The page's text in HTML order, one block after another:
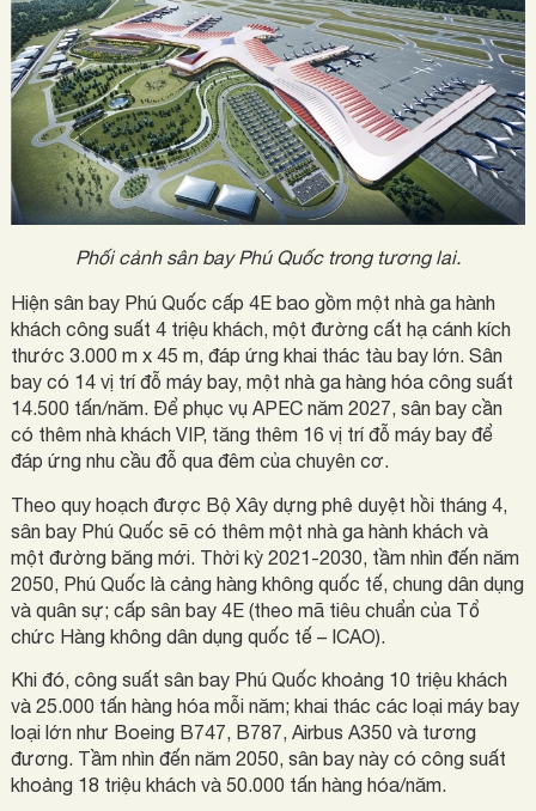
Phối cảnh sân bay Phú Quốc trong tương lai.
Hiện sân bay Phú Quốc cấp 4E bao gồm một nhà ga hành
khách công suất 4 triệu khách, một đường cất hạ cánh kích
thước 3.000 m x 45 m, đáp ứng khai thác tàu bay lớn. Sân
bay có 14 vị trí đỗ máy bay, một nhà ga hàng hóa công suất
14.500 tấn/năm. Để phục vụ APEC năm 2027, sân bay cần
có thêm nhà khách VIP, tăng thêm 16 vị trí đỗ máy bay để
đáp ứng nhu cầu đỗ qua đêm của chuyên cơ.
Theo quy hoạch được Bộ Xây dựng phê duyệt hồi tháng 4,
sân bay Phú Quốc sẽ có thêm một nhà ga hành khách và
một đường băng mới. Thời kỳ 2021-2030, tầm nhìn đến năm
2050, Phú Quốc là cảng hàng không quốc tế, chung dân dụng
và quân sự; cấp sân bay 4E (theo mã tiêu chuẩn của Tổ
chức Hàng không dân dụng quốc tế – ICAO).
Khi đó, công suất sân bay Phú Quốc khoảng 10 triệu khách
và 25.000 tấn hàng hóa mỗi năm; khai thác các loại máy bay
loại lớn như Boeing B747, B787, Airbus A350 và tương
đương. Tầm nhìn đến năm 2050, sân bay này có công suất
khoảng 18 triệu khách và 50.000 tấn hàng hóa/năm.